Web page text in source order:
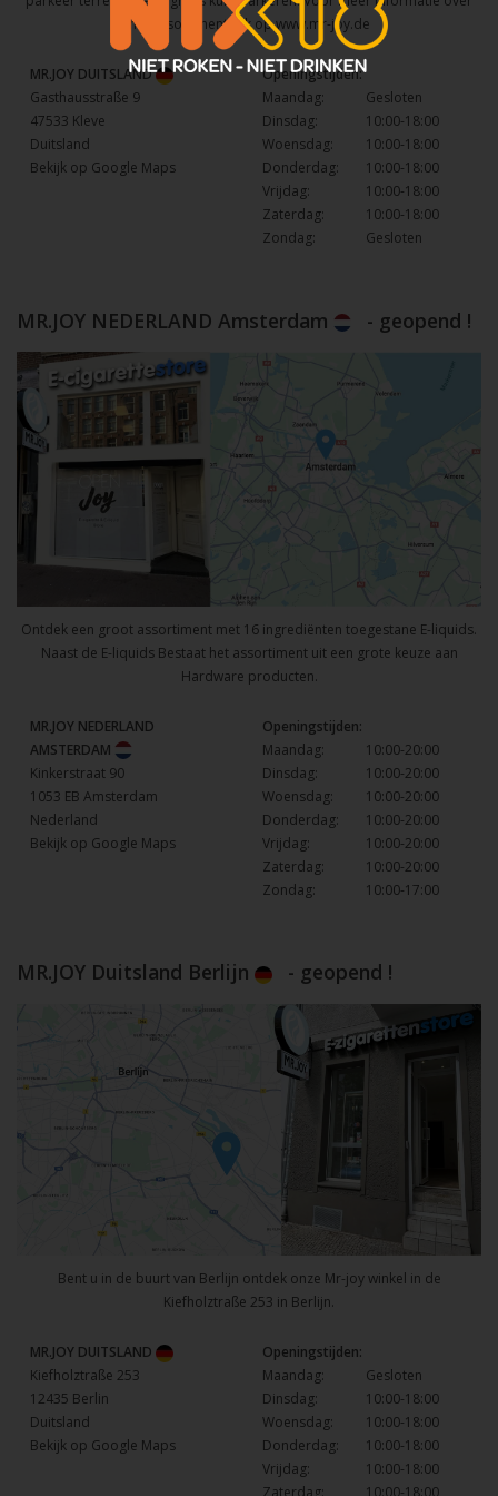
het assortiment kijk opwww.mr-joy.de
MR.JOY DUITSLAND
Gasthausstraße 9
47533 Kleve
Duitsland
Bekijk op Google Maps
Openingstijden:
Maandag:
Gesloten
Dinsdag:
10:00-18:00
Woensdag:
10:00-18:00
Donderdag:
10:00-18:00
Vrijdag:
10:00-18:00
Zaterdag:
10:00-18:00
Zondag:
Gesloten
MR.JOY NEDERLAND Amsterdam - geopend !
Ontdek een groot assortiment met 16 ingrediënten toegestane E-liquids.
Naast de E-liquids Bestaat het assortiment uit een grote keuze aan
Hardware producten.
MR.JOY NEDERLAND
AMSTERDAM
Kinkerstraat 90
1053 EB Amsterdam
Nederland
Bekijk op Google Maps
Openingstijden:
Maandag:
10:00-20:00
Dinsdag:
10:00-20:00
Woensdag:
10:00-20:00
Donderdag:
10:00-20:00
Vrijdag:
10:00-20:00
Zaterdag:
10:00-20:00
Zondag:
10:00-17:00
MR.JOY Duitsland Berlijn - geopend !
Bent u in de buurt van Berlijn ontdek onze Mr-joy winkel in de
Kiefholztraße 253 in Berlijn.
MR.JOY DUITSLAND
Kiefholztraße 253
12435 Berlin
Duitsland
Bekijk op Google Maps
Openingstijden:
Maandag:
Gesloten
Dinsdag:
10:00-18:00
Woensdag:
10:00-18:00
Donderdag:
10:00-18:00
Vrijdag:
10:00-18:00
Zaterdag:
10:00-18:00